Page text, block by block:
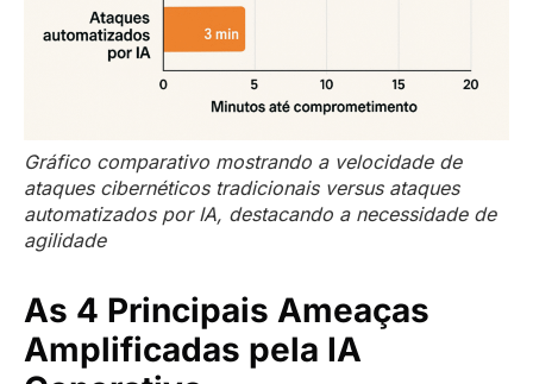
Gráfico comparativo mostrando a velocidade de
ataques cibernéticos tradicionais versus ataques
automatizados por IA, destacando a necessidade de
agilidade
As 4 Principais Ameaças
Amplificadas pela IA